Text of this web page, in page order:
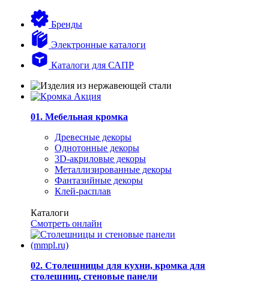
Бренды
Электронные каталоги
Каталоги для САПР
01. Мебельная кромка
Древесные декоры
Однотонные декоры
3D-акриловые декоры
Металлизированные декоры
Фантазийные декоры
Клей-расплав
Каталоги
Смотреть онлайн
02. Столешницы для кухни, кромка для
столешниц, стеновые панели